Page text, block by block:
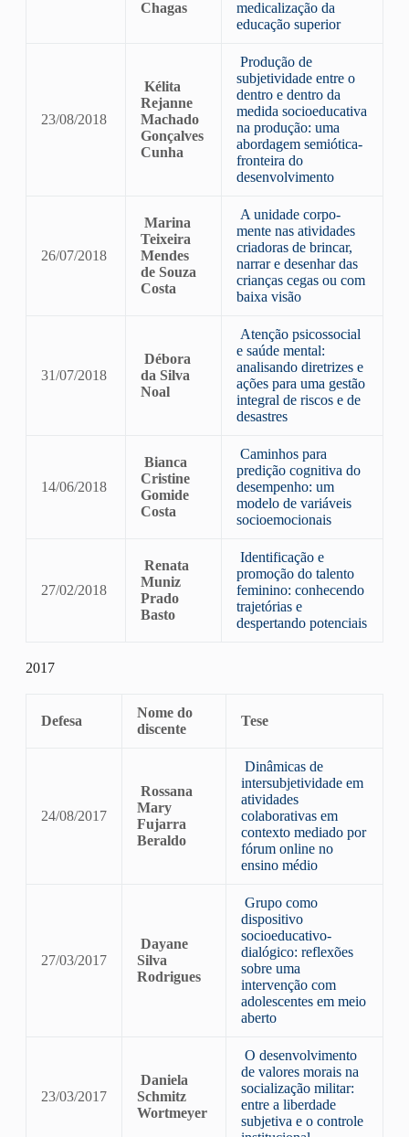
Chagas
medicalização da
educação superior
23/08/2018
Kélita
Rejanne
Machado
Gonçalves
Cunha
Produção de
subjetividade entre o
dentro e dentro da
medida socioeducativa
na produção: uma
abordagem semiótica-
fronteira do
desenvolvimento
26/07/2018
Marina
Teixeira
Mendes
de Souza
Costa
A unidade corpo-
mente nas atividades
criadoras de brincar,
narrar e desenhar das
crianças cegas ou com
baixa visão
31/07/2018
Débora
da Silva
Noal
Atenção psicossocial
e saúde mental:
analisando diretrizes e
ações para uma gestão
integral de riscos e de
desastres
14/06/2018
Bianca
Cristine
Gomide
Costa
Caminhos para
predição cognitiva do
desempenho: um
modelo de variáveis ​​
socioemocionais
27/02/2018
Renata
Muniz
Prado
Basto
Identificação e
promoção do talento
feminino: conhecendo
trajetórias e
despertando potenciais
2017
Defesa
Nome do
discente
Tese
24/08/2017
Rossana
Mary
Fujarra
Beraldo
Dinâmicas de
intersubjetividade em
atividades
colaborativas em
contexto mediado por
fórum online no
ensino médio
27/03/2017
Dayane
Silva
Rodrigues
Grupo como
dispositivo
socioeducativo-
dialógico: reflexões
sobre uma
intervenção com
adolescentes em meio
aberto
23/03/2017
Daniela
Schmitz
Wortmeyer
O desenvolvimento
de valores morais na
socialização militar:
entre a liberdade
subjetiva e o controle